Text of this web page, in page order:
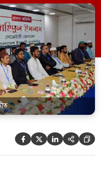
নবীনবরণ
তিনি এ কথা
“বাংলাদেশ
দক্ষ নাবিক
[…]
    